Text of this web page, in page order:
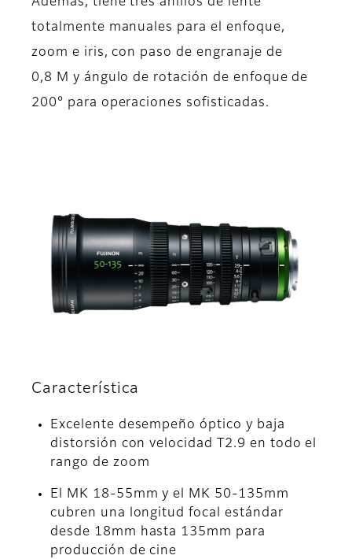
Además, tiene tres anillos de lente
totalmente manuales para el enfoque,
zoom e iris, con paso de engranaje de
0,8 M y ángulo de rotación de enfoque de
200° para operaciones sofisticadas.
Característica
Excelente desempeño óptico y baja
distorsión con velocidad T2.9 en todo el
rango de zoom
El MK 18-55mm y el MK 50-135mm
cubren una longitud focal estándar
desde 18mm hasta 135mm para
producción de cine